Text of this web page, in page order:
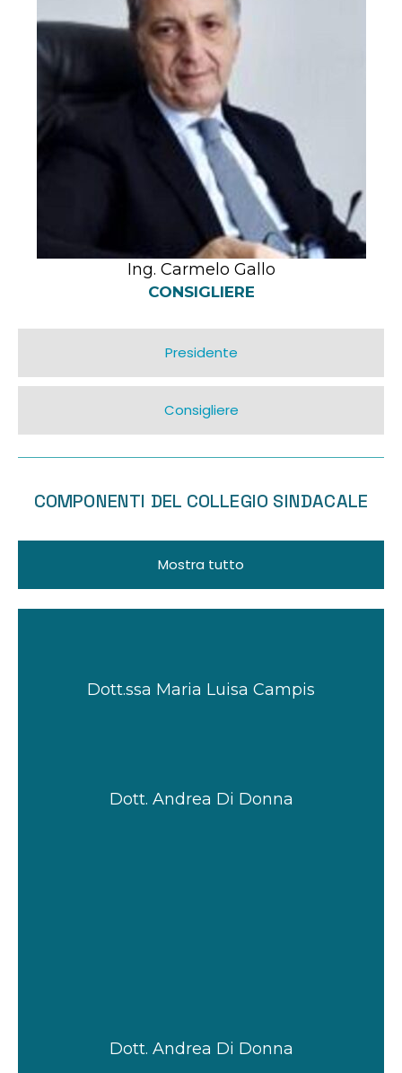
Presidente
Consigliere
Ing. Carmelo Gallo
CONSIGLIERE
COMPONENTI DEL COLLEGIO SINDACALE
Mostra tutto
Dott.ssa Maria Luisa Campis
Dott. Andrea Di Donna
Dott. Andrea Di Donna